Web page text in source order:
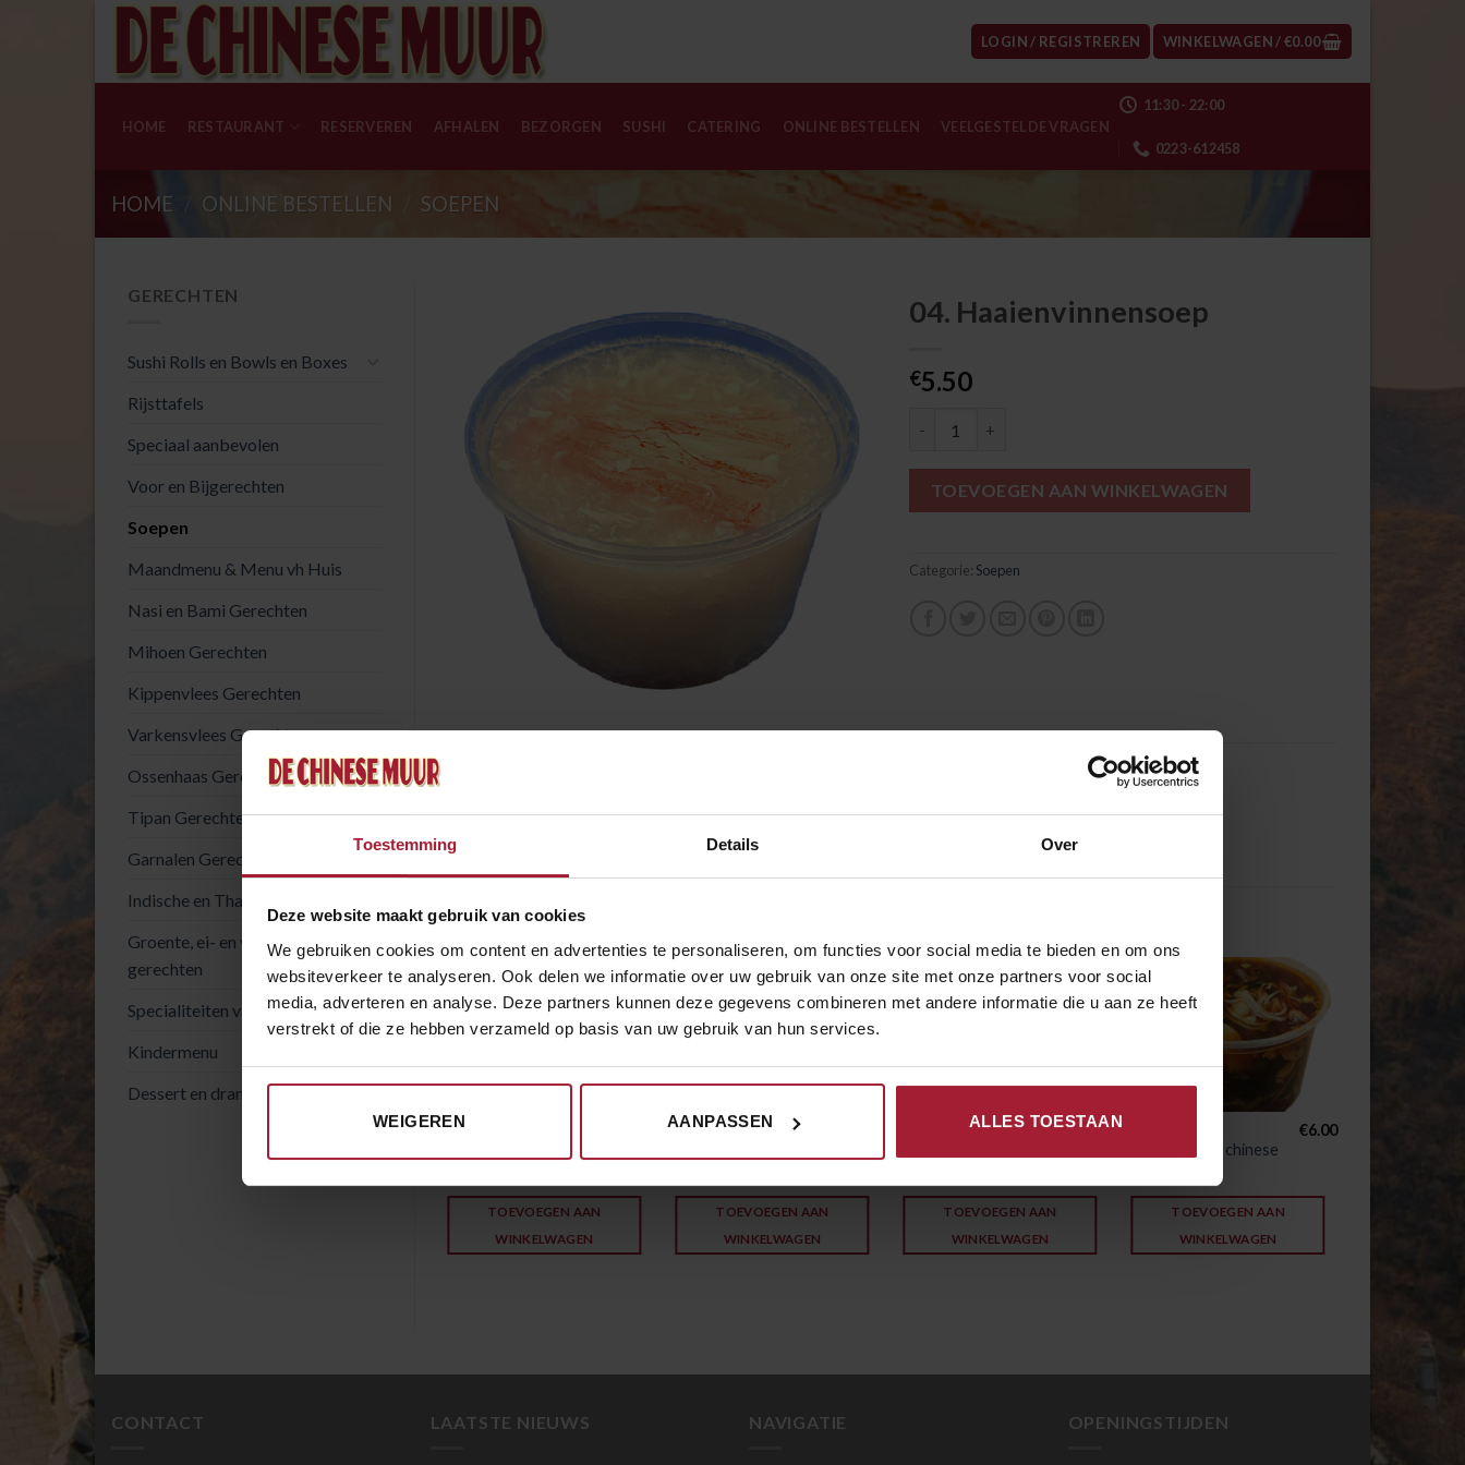
Toestemming Details Over
Deze website maakt gebruik van cookies
We gebruiken cookies om content en advertenties te personaliseren, om functies voor social media te bieden en om ons
websiteverkeer te analyseren. Ook delen we informatie over uw gebruik van onze site met onze partners voor social
media, adverteren en analyse. Deze partners kunnen deze gegevens combineren met andere informatie die u aan ze heeft
verstrekt of die ze hebben verzameld op basis van uw gebruik van hun services.
WEIGEREN AANPASSEN ALLES TOESTAAN
Skip
content
LOGIN / REGISTREREN WINKELWAGEN /€0.00
HOME RESTAURANT RESERVEREN AFHALEN BEZORGEN SUSHI CATERING ONLINE BESTELLEN VEELGESTELDE VRAGEN
11:30 - 22:00
0223-612458
HOME ONLINE BESTELLEN SOEPEN
GERECHTEN
Sushi Rolls en Bowls en Boxes
Rijsttafels
Speciaal aanbevolen
Voor en Bijgerechten
Soepen
Maandmenu & Menu vh Huis
Nasi en Bami Gerechten
Mihoen Gerechten
Kippenvlees Gerechten
Varkensvlees Gerechten
Ossenhaas Gerechten
Tipan Gerechten
Garnalen Gerechten
Indische en Thaise gerechten
Groente, ei- en vegetarische
gerechten
Specialiteiten van het huis
Kindermenu
Dessert en drank
04. Haaienvinnensoep
€5.50
04. Haaienvinnensoep aantal
TOEVOEGEN AAN WINKELWAGEN
Categorie: Soepen
chinese haaienvinnensoep met ei en krab
GERELATEERDE PRODUCTEN
SOEPEN
TOEVOEGEN AAN
WINKELWAGEN
SOEPEN
TOEVOEGEN AAN
WINKELWAGEN
€5.50
TOEVOEGEN AAN
WINKELWAGEN
01. Soep “De chinese
€6.00
TOEVOEGEN AAN
WINKELWAGEN
€5.00
CONTACT LAATSTE NIEUWS NAVIGATIE OPENINGSTIJDEN